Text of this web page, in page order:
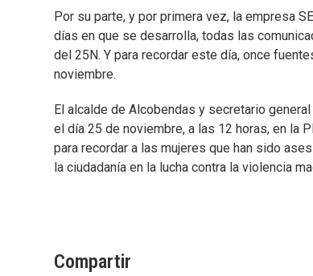
Por su parte, y por primera vez, la empresa
días en que se desarrolla, todas las
del 25N. Y para recordar este día, once
noviembre.
El alcalde de Alcobendas y secretario
el día 25 de noviembre, a las 12 horas, en la
para recordar a las mujeres que han sido
la ciudadanía en la lucha contra la violencia
Compartir